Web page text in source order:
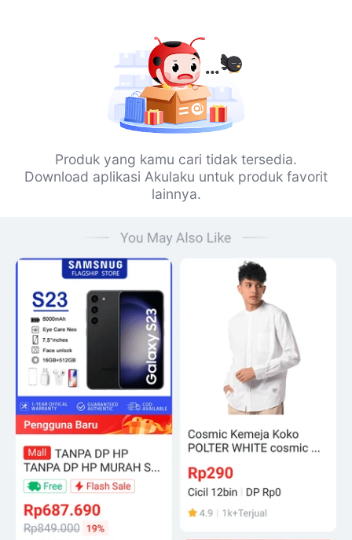
Produk yang kamu cari tidak tersedia.
Download aplikasi Akulaku untuk produk favorit
lainnya.